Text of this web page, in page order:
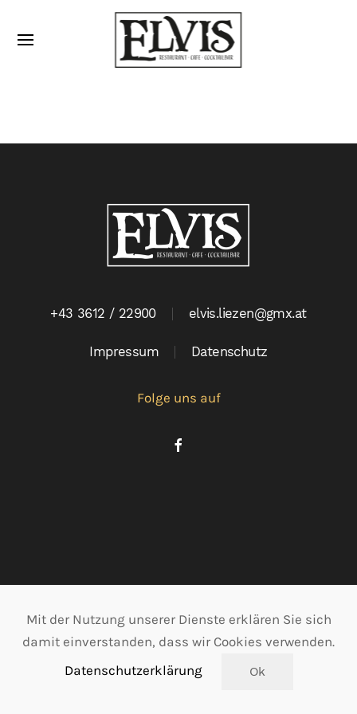
+43 3612 / 22900 elvis.liezen@gmx.at
Impressum Datenschutz
Folge uns auf
Mit der Nutzung unserer Dienste erklären Sie sich
damit einverstanden, dass wir Cookies verwenden.
Datenschutzerklärung
Ok